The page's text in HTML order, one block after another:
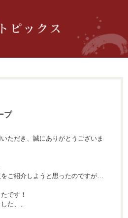
プ
ただき、誠にありがとうございま
ご紹介しようと思ったのですが…
です！
た、、